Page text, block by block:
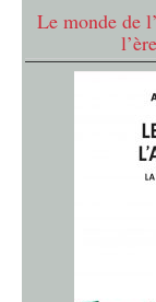
Le monde de